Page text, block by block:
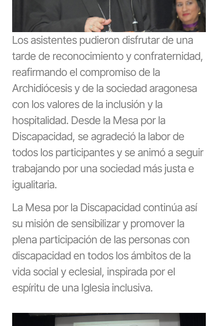
Los asistentes pudieron disfrutar de una
tarde de reconocimiento y confraternidad,
reafirmando el compromiso de la
Archidiócesis y de la sociedad aragonesa
con los valores de la inclusión y la
hospitalidad. Desde la Mesa por la
Discapacidad, se agradeció la labor de
todos los participantes y se animó a seguir
trabajando por una sociedad más justa e
igualitaria.
La Mesa por la Discapacidad continúa así
su misión de sensibilizar y promover la
plena participación de las personas con
discapacidad en todos los ámbitos de la
vida social y eclesial, inspirada por el
espíritu de una Iglesia inclusiva.